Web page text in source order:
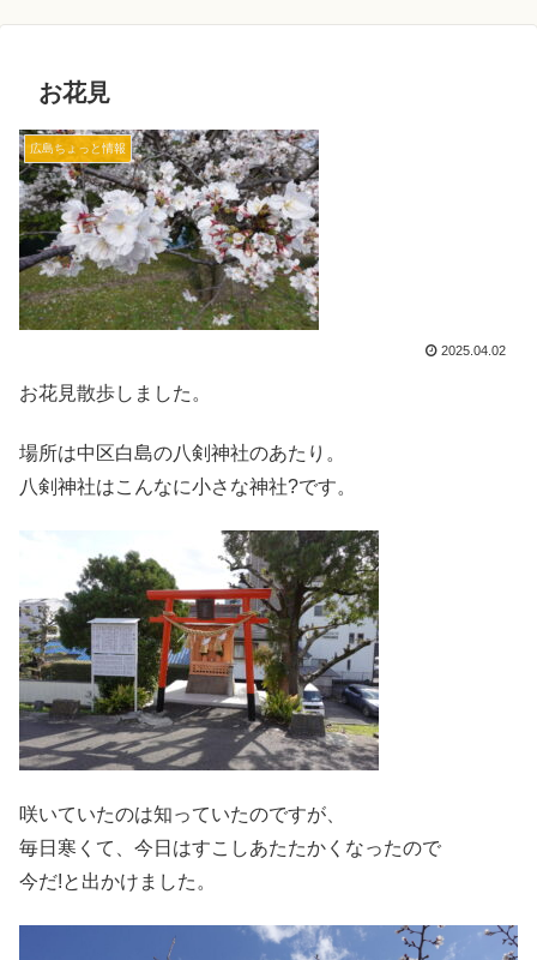
お花見
広島ちょっと情報
2025.04.02
お花見散歩しました。
場所は中区白島の八剣神社のあたり。
八剣神社はこんなに小さな神社?です。
咲いていたのは知っていたのですが、
毎日寒くて、今日はすこしあたたかくなったので
今だ!と出かけました。